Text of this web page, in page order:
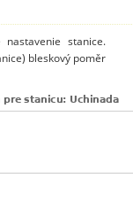
stanice.
bleskový poměr